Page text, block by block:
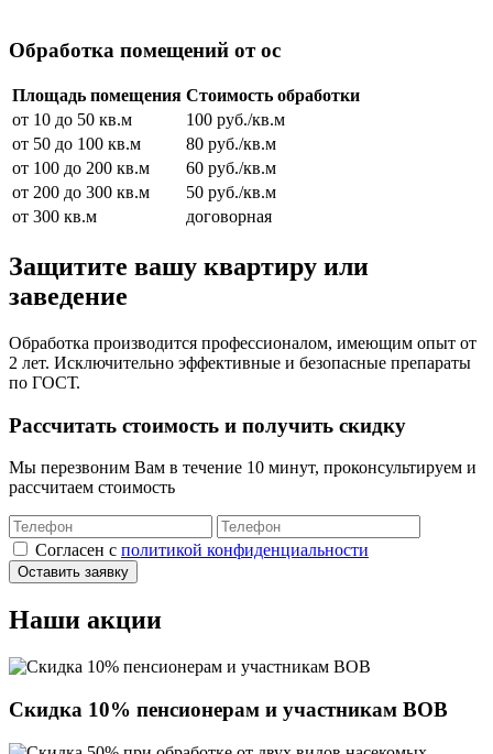
Обработка помещений от ос
Площадь помещения Стоимость обработки
от 10 до 50 кв.м
100 руб./кв.м
от 50 до 100 кв.м
80 руб./кв.м
от 100 до 200 кв.м
60 руб./кв.м
от 200 до 300 кв.м
50 руб./кв.м
от 300 кв.м
договорная
Защитите вашу квартиру или
заведение
Обработка производится профессионалом, имеющим опыт от
2 лет. Исключительно эффективные и безопасные препараты
по ГОСТ.
Рассчитать стоимость и получить скидку
Мы перезвоним Вам в течение 10 минут, проконсультируем и
рассчитаем стоимость
Cогласен с политикой конфиденциальности
Оставить заявку
Наши акции
Скидка 10% пенсионерам и участникам ВОВ